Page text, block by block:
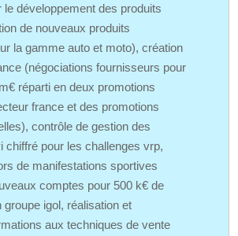
le développement des produits
de nouveaux produits
la gamme auto et moto), création
(négociations fournisseurs pour
réparti en deux promotions
france et des promotions
contrôle de gestion des
chiffré pour les challenges vrp,
de manifestations sportives
comptes pour 500 k€ de
igol, réalisation et
aux techniques de vente